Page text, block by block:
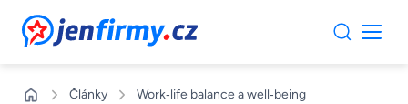
JenFirmy.cz
Články Work‑life balance a well‑being